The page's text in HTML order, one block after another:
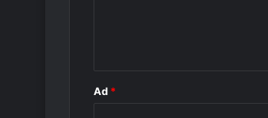
Ad *